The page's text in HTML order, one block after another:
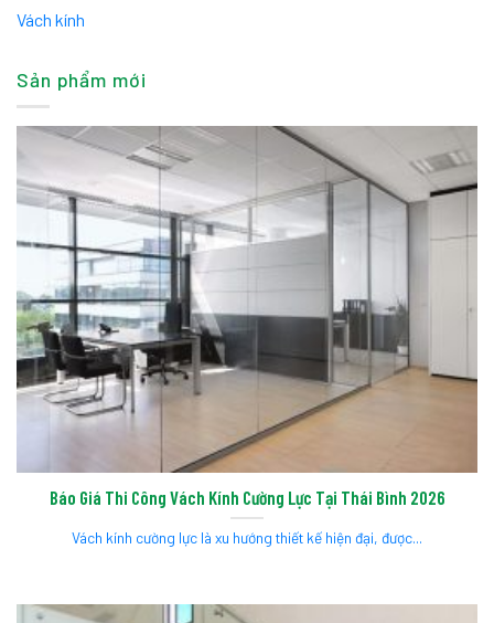
Vách kính
Sản phẩm mới
Báo Giá Thi Công Vách Kính Cường Lực Tại Thái Bình 2026
Vách kính cường lực là xu hướng thiết kế hiện đại, được...